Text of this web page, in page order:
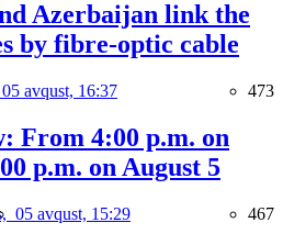
Azerbaijan link the
by fibre-optic cable
05 avqust, 16:37 473
From 4:00 p.m. on
p.m. on August 5
05 avqust, 15:29 467